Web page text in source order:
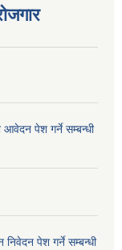
पेश गर्ने सम्बन्धी
पेश गर्ने सम्बन्धी